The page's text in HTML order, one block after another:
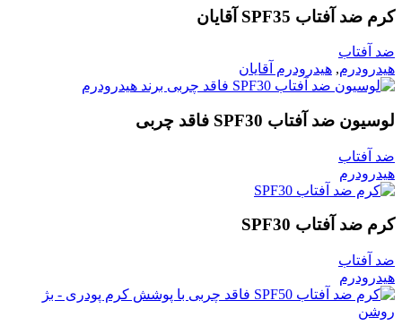
كرم ضد آفتاب SPF35 آقايان
ضد آفتاب
هیدرودرم, هیدرودرم آقایان
لوسيون ضد آفتاب SPF30 فاقد چربی
ضد آفتاب
هیدرودرم
كرم ضد آفتاب SPF30
ضد آفتاب
هیدرودرم